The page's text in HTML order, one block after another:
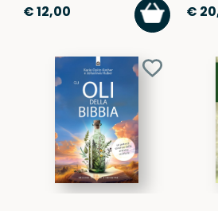
€ 12,00
AGGIUNGI
AL
CARRELLO
€
Aggiungi